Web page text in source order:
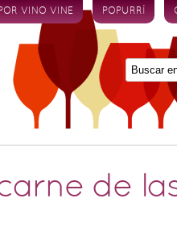
VINO VINE POPURRÍ
de